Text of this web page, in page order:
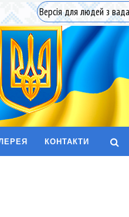
Версія для людей з
КОНТАКТИ